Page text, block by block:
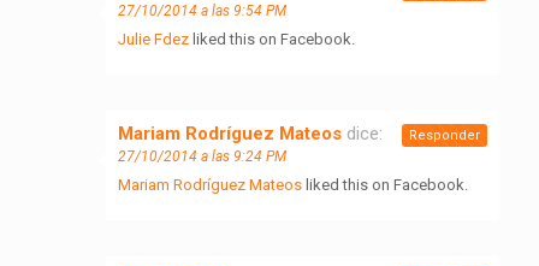
27/10/2014 a las 9:54 PM
Julie Fdez liked this on Facebook.
Mariam Rodríguez Mateos dice:
27/10/2014 a las 9:24 PM
Mariam Rodríguez Mateos liked this on Facebook.
Responder